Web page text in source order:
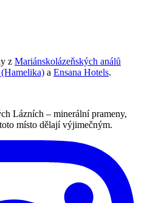
z Mariánskolázeňských análů
a Ensana Hotels.
Lázních – minerální prameny,
místo dělají výjimečným.